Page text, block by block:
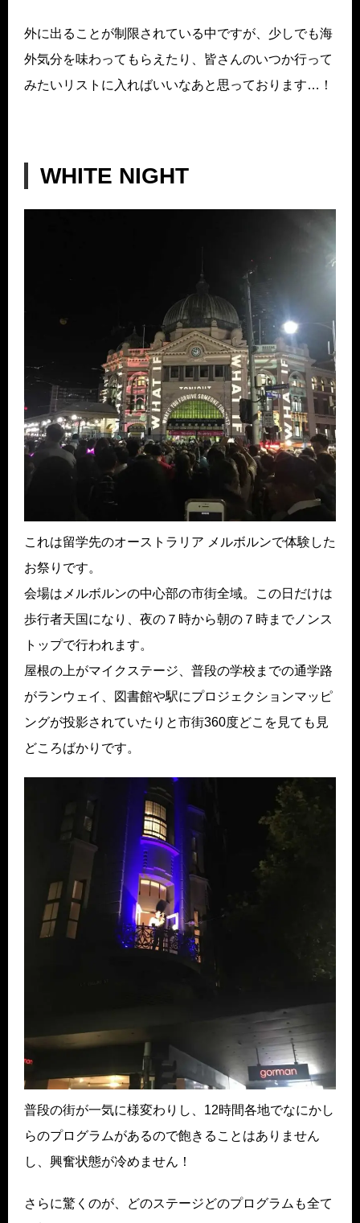
外に出ることが制限されている中ですが、少しでも海
外気分を味わってもらえたり、皆さんのいつか行って
みたいリストに入ればいいなあと思っております…！
WHITE NIGHT
これは留学先のオーストラリア メルボルンで体験した
お祭りです。
会場はメルボルンの中心部の市街全域。この日だけは
歩行者天国になり、夜の７時から朝の７時までノンス
トップで行われます。
屋根の上がマイクステージ、普段の学校までの通学路
がランウェイ、図書館や駅にプロジェクションマッピ
ングが投影されていたりと市街360度どこを見ても見
どころばかりです。
普段の街が一気に様変わりし、12時間各地でなにかし
らのプログラムがあるので飽きることはありません
し、興奮状態が冷めません！
さらに驚くのが、どのステージどのプログラムも全て